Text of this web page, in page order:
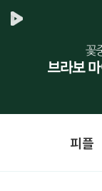
피플